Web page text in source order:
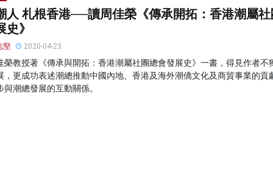
人 札根香港──讀周佳榮《傳承開拓：香港潮屬
史》
堅 2020-04-23
榮教授著《傳承與開拓：香港潮屬社團總會發展史》一書，得見作者不
，更成功表述潮總推動中國內地、香港及海外潮僑文化及商貿事業的貢
與潮總發展的互動關係。